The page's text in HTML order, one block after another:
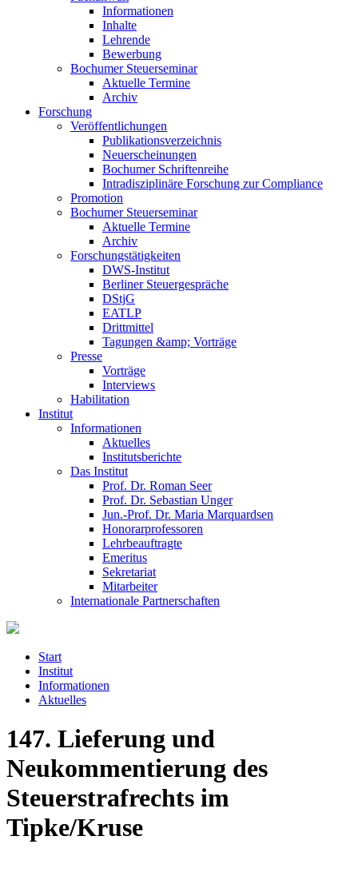
Informationen
Inhalte
Lehrende
Bewerbung
Bochumer Steuerseminar
Aktuelle Termine
Archiv
Forschung
Veröffentlichungen
Publikationsverzeichnis
Neuerscheinungen
Bochumer Schriftenreihe
Intradisziplinäre Forschung zur Compliance
Promotion
Bochumer Steuerseminar
Aktuelle Termine
Archiv
Forschungstätigkeiten
DWS-Institut
Berliner Steuergespräche
DStjG
EATLP
Drittmittel
Tagungen &amp; Vorträge
Presse
Vorträge
Interviews
Habilitation
Institut
Informationen
Aktuelles
Institutsberichte
Das Institut
Prof. Dr. Roman Seer
Prof. Dr. Sebastian Unger
Jun.-Prof. Dr. Maria Marquardsen
Honorarprofessoren
Lehrbeauftragte
Emeritus
Sekretariat
Mitarbeiter
Internationale Partnerschaften
Start
Institut
Informationen
Aktuelles
147. Lieferung und
Neukommentierung des
Steuerstrafrechts im
Tipke/Kruse